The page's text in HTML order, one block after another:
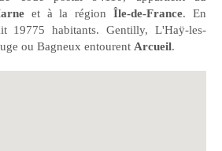
et à la régionÎle-de-France. En
19775 habitants. Gentilly, L'Haÿ-les-
ou Bagneux entourent Arcueil.